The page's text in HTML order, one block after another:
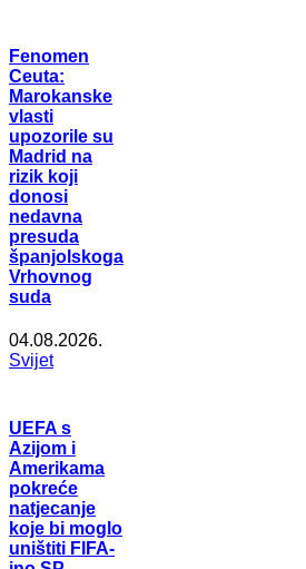
Fenomen
Ceuta:
Marokanske
vlasti
upozorile su
Madrid na
rizik koji
donosi
nedavna
presuda
španjolskoga
Vrhovnog
suda
04.08.2026.
Svijet
UEFA s
Azijom i
Amerikama
pokreće
natjecanje
koje bi moglo
uništiti FIFA-